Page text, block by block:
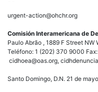
urgent-action@ohchr.org
Comisión Interamericana de
Paulo Abrão , 1889 F Street
Teléfono: 1 (202) 370 9000
cidhoea@oas.org,
Santo Domingo, D.N. 21 de